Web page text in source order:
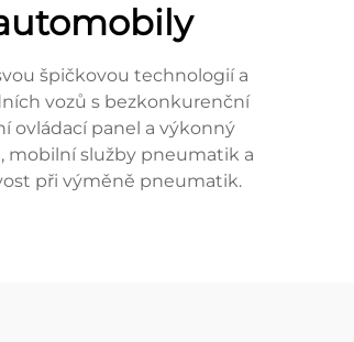
špičkovou technologií a
vozů s bezkonkurenční
ovládací panel a výkonný
mobilní služby pneumatik a
při výměně pneumatik.